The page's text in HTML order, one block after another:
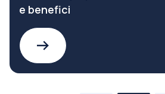
e benefici